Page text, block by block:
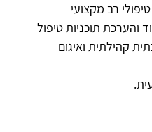
רב מקצועי
והערכת תוכניות טיפול
קהילתית ואיגום